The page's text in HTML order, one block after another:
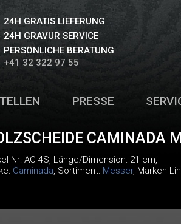
24H GRATIS LIEFERUNG
24H GRAVUR SERVICE
PERSÖNLICHE BERATUNG
+41 32 322 97 55
PRESSE
CAMINADA
Nr: AC-4S, Länge/Dimension: 21 cm,
Caminada, Sortiment: Messer, Marken-